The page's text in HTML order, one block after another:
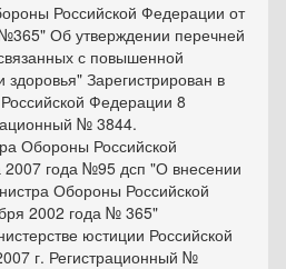
Российской Федерации от
Об утверждении перечней
с повышенной
Зарегистрирован в
Федерации 8
№ 3844.
Российской
года №95 дсп "О внесении
Обороны Российской
2002 года № 365"
юстиции Российской
г. Регистрационный №